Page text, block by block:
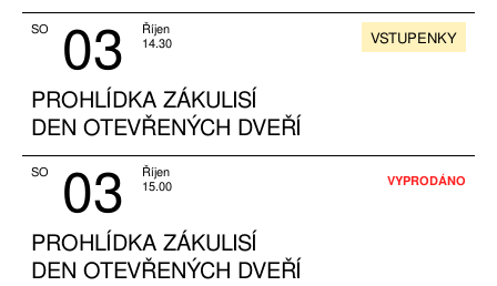
SO 03
Říjen
14.30
PROHLÍDKA ZÁKULISÍ
DEN OTEVŘENÝCH DVEŘÍ
VSTUPENKY
SO 03
Říjen
15.00
PROHLÍDKA ZÁKULISÍ
DEN OTEVŘENÝCH DVEŘÍ
VYPRODÁNO